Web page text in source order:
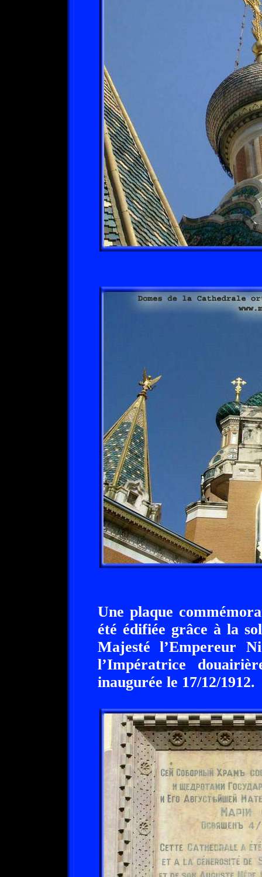
Une plaque
été édifiée grâce à la
Majesté l’Empereur
l’Impératrice
inaugurée le 17/12/1912.